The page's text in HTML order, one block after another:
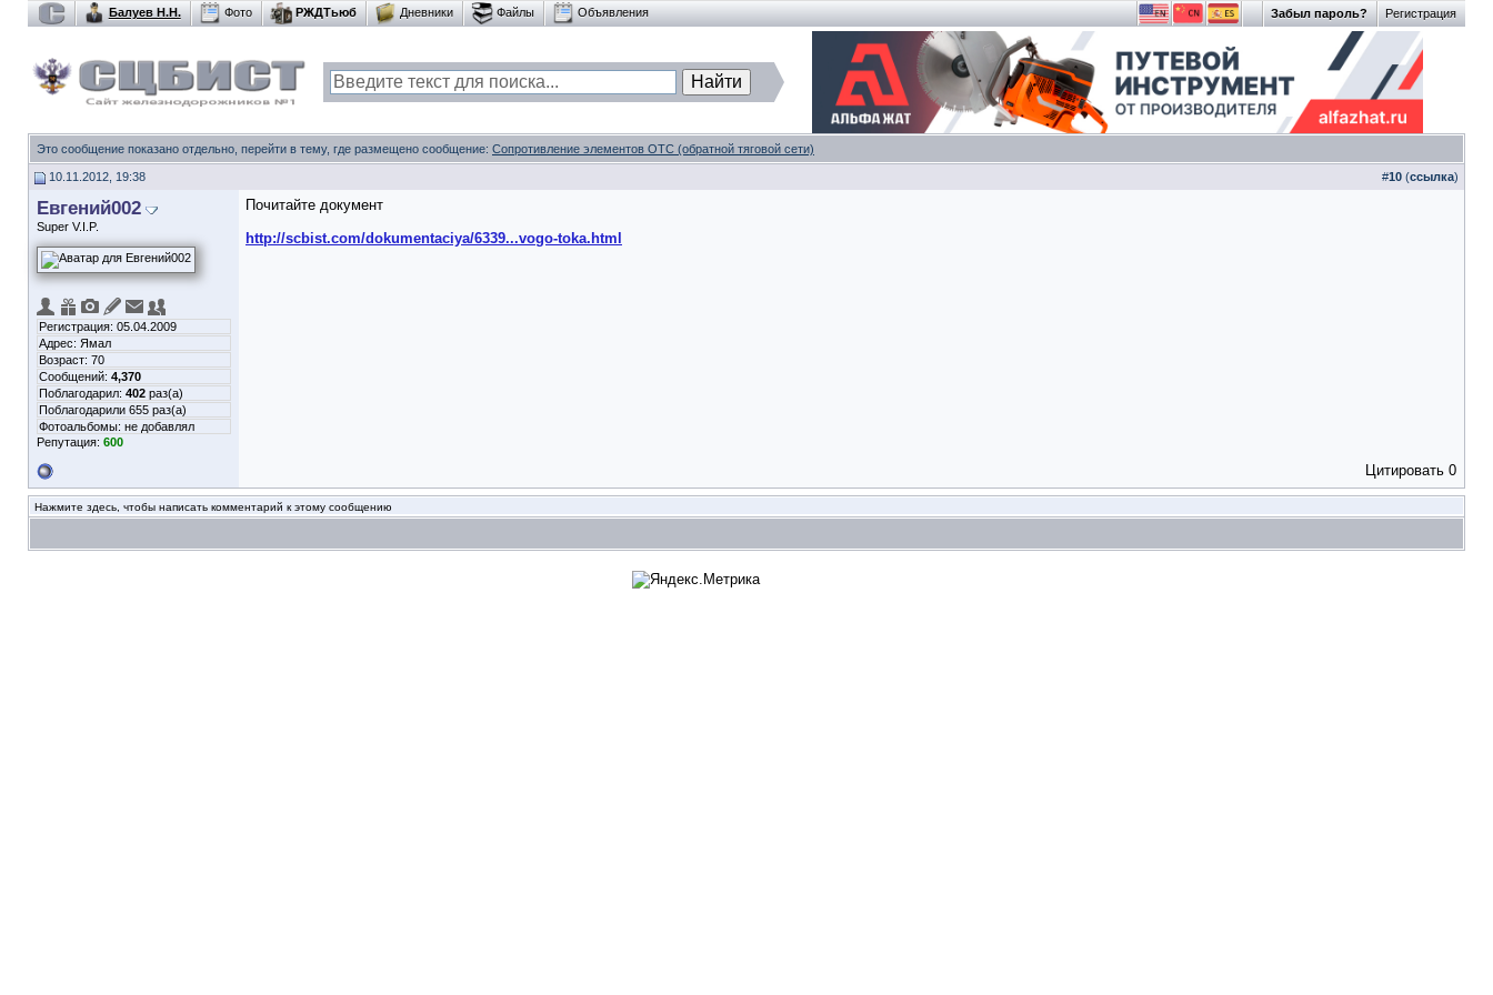
Регистрация
Забыл пароль?
Балуев Н.Н. Фото РЖДТьюб Дневники Файлы Объявления
Это сообщение показано отдельно, перейти в тему, где размещено сообщение: Сопротивление элементов ОТС (обратной тяговой сети)
10.11.2012, 19:38 #10 (ссылка)
Евгений002
Super V.I.P.
Регистрация: 05.04.2009
Адрес: Ямал
Возраст: 70
Сообщений: 4,370
Поблагодарил: 402 раз(а)
Поблагодарили 655 раз(а)
Фотоальбомы: не добавлял
Репутация: 600
Почитайте документ
http://scbist.com/dokumentaciya/6339...vogo-toka.html
Цитировать 0
Нажмите здесь, чтобы написать комментарий к этому сообщению